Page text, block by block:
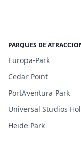
PARQUES DE
Europa-Park
Cedar Point
PortAventura Park
Universal Studios
Heide Park